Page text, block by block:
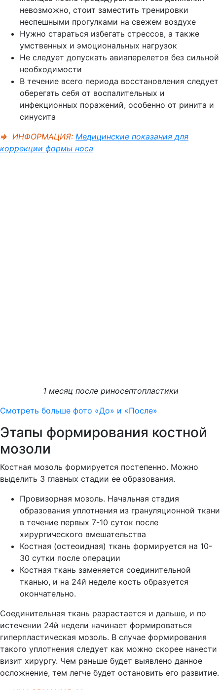
невозможно, стоит заместить тренировки
неспешными прогулками на свежем воздухе
Нужно стараться избегать стрессов, а также
умственных и эмоциональных нагрузок
Не следует допускать авиаперелетов без сильной
необходимости
В течение всего периода восстановления следует
оберегать себя от воспалительных и
инфекционных поражений, особенно от ринита и
синусита
⇒ ИНФОРМАЦИЯ: Медицинские показания для
коррекции формы носа
1 месяц после риносептопластики
Смотреть больше фото «До» и «После»
Этапы формирования костной
мозоли
Костная мозоль формируется постепенно. Можно
выделить 3 главных стадии ее образования.
Провизорная мозоль. Начальная стадия
образования уплотнения из грануляционной ткани
в течение первых 7-10 суток после
хирургического вмешательства
Костная (остеоидная) ткань формируется на 10-
30 сутки после операции
Костная ткань заменяется соединительной
тканью, и на 24й неделе кость образуется
окончательно.
Соединительная ткань разрастается и дальше, и по
истечении 24й недели начинает формироваться
гиперпластическая мозоль. В случае формирования
такого уплотнения следует как можно скорее нанести
визит хирургу. Чем раньше будет выявлено данное
осложнение, тем легче будет остановить его развитие.